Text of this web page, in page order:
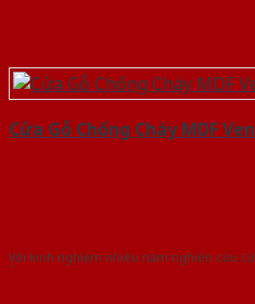
Cửa Gỗ Chống Cháy MDF
Với kinh nghiệm nhiêu năm nghiên cứu